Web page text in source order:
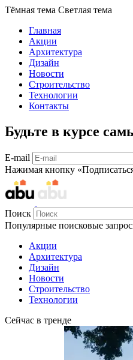
Тёмная тема Светлая тема
Главная
Акции
Архитектура
Дизайн
Новости
Строительство
Технологии
Контакты
Будьте в курсе
E-mail
Нажимая кнопку
Поиск
Популярные поисковые
Акции
Архитектура
Дизайн
Новости
Строительство
Технологии
Сейчас в тренде